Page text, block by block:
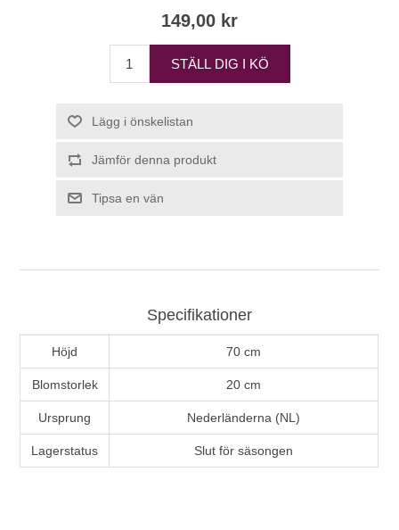
149,00 kr
STÄLL DIG I KÖ
Lägg i önskelistan
Jämför denna produkt
Tipsa en vän
Specifikationer
Höjd 70 cm
Blomstorlek 20 cm
Ursprung Nederländerna (NL)
Lagerstatus Slut för säsongen